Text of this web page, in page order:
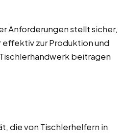
Anforderungen stellt sicher,
effektiv zur Produktion und
beitragen
die von Tischlerhelfern in